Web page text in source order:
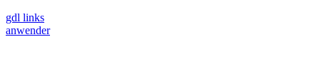
gdl links
anwender